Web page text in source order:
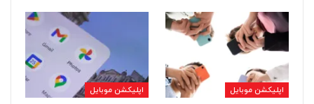
اپلیکشن موبایل اپلیکشن موبایل